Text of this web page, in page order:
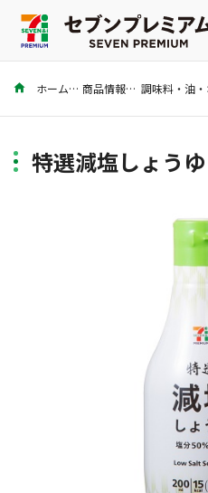
商品を探す
ホーム 商品情報
特選減塩しょう